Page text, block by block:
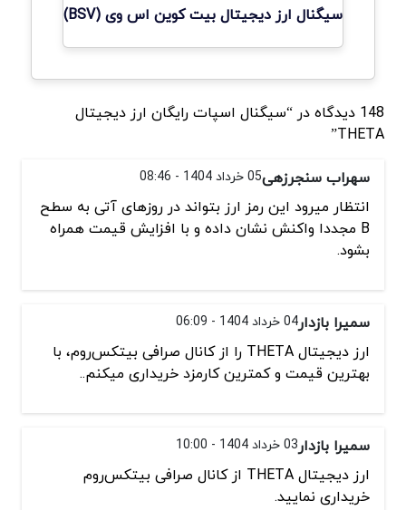
سیگنال ارز دیجیتال بیت کوین اس وی (BSV)
148 دیدگاه در “سیگنال اسپات رایگان ارز دیجیتال
THETA”
سهراب سنجرزهی05 خرداد 1404 - 08:46
انتظار میرود این رمز ارز بتواند در روزهای آتی به سطح
B مجددا واکنش نشان داده و با افزایش قیمت همراه
بشود.
سمیرا بازدار04 خرداد 1404 - 06:09
ارز دیجیتال THETA را از کانال صرافی بیتکس‌روم، با
بهترین قیمت و کمترین کارمزد خریداری میکنم..
سمیرا بازدار03 خرداد 1404 - 10:00
ارز دیجیتال THETA از کانال صرافی بیتکس‌روم
خریداری نمایید.